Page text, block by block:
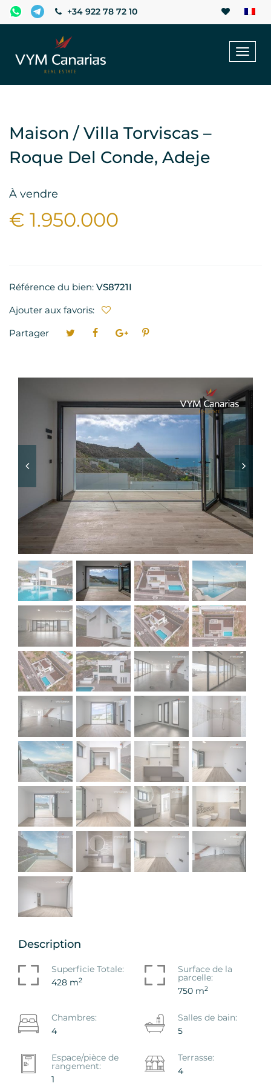
+34 922 78 72 10
Maison / Villa Torviscas –
Roque Del Conde, Adeje
À vendre
€ 1.950.000
Référence du bien: VS8721I
Ajouter aux favoris:
Partager
Description
Superficie Totale:
428 m2
Surface de la
parcelle:
750 m2
Chambres:
4
Salles de bain:
5
Espace/pièce de
rangement:
1
Terrasse:
4